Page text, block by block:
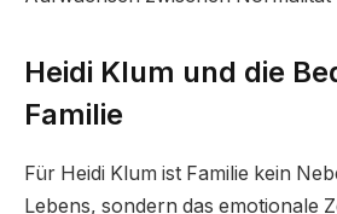
Heidi Klum und die
Familie
Für Heidi Klum ist Familie kein
Lebens, sondern das emotionale